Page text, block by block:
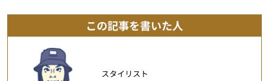
この記事を書いた人
スタイリスト